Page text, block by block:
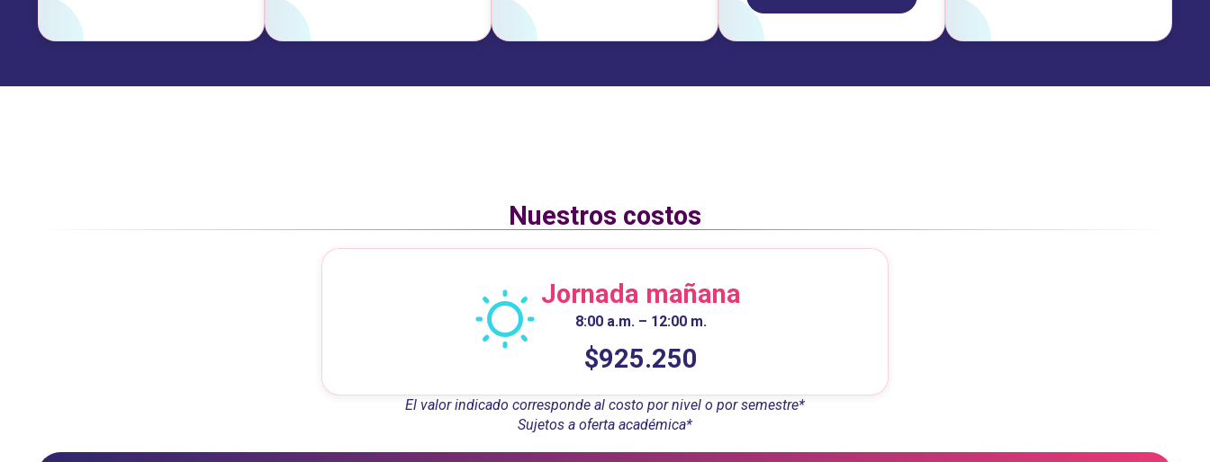
Nuestros costos
Jornada mañana
8:00 a.m. – 12:00 m.
$925.250
El valor indicado corresponde al costo por nivel o por semestre*
Sujetos a oferta académica*